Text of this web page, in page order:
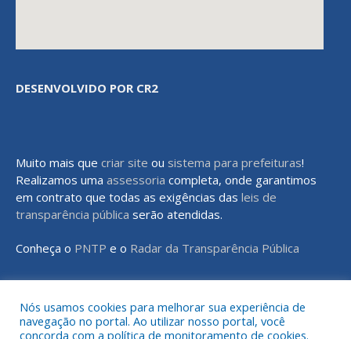
DESENVOLVIDO POR CR2
Muito mais que criar site ou sistema para prefeituras!
Realizamos uma assessoria completa, onde garantimos
em contrato que todas as exigências das leis de
transparência pública serão atendidas.
Conheça o PNTP e o Radar da Transparência Pública
Todos os direitos reservados a Prefeitura Municipal de Rondon do
Nós usamos cookies para melhorar sua experiência de
navegação no portal. Ao utilizar nosso portal, você
concorda com a política de monitoramento de cookies.